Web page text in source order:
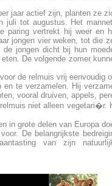
jaar actief zijn, planten ze
juli tot augustus. Het
paring vertrekt hij weer en
jongen vier weken, tot die
jongen dicht bij hun
De volgende zomer
de relmuis vrij eenvoudig
te verzamelen. Hij
vooral druiven, appels,
niet alleen vegetari�r.
in grote delen van Europa
De belangrijkste
van zijn